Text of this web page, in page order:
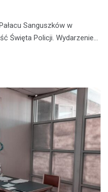
Sanguszków w
Święta Policji. Wydarzenie…